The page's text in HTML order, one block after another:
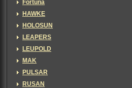
Fortuna
HAWKE
HOLOSUN
LEAPERS
LEUPOLD
MAK
PULSAR
RUSAN